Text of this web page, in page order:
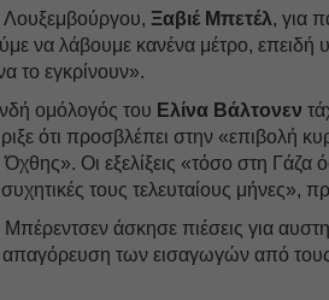
Ξαβιέ Μπετέλ, για
να λάβουμε κανένα μέτρο, επειδή
το εγκρίνουν».
ομόλογός του Ελίνα Βάλτονεν
ότι προσβλέπει στην «επιβολή
Όχθης». Οι εξελίξεις «τόσο στη Γάζα
τους τελευταίους μήνες»,
άσκησε πιέσεις για
απαγόρευση των εισαγωγών από